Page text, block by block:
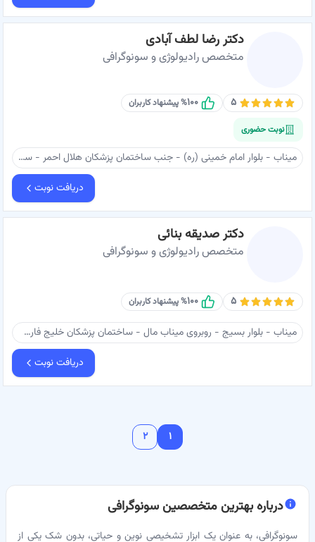
دکتر رضا لطف آبادی
متخصص رادیولوژی و سونوگرافی
۵ ۱۰۰% پیشنهاد کاربران
نوبت حضوری
میناب - بلوار امام خمینی (ره) - جنب ساختمان پزشکان هلال احمر - ساختمان پزشکان مکران - همکف - دکتر لطف آبادی
دریافت نوبت
دکتر صدیقه بنائی
متخصص رادیولوژی و سونوگرافی
۵ ۱۰۰% پیشنهاد کاربران
میناب - بلوار بسيج - روبروی ميناب مال - ساختمان پزشکان خلیج فارس - سونوگرافی دکتر بنائی
دریافت نوبت
۱ ۲
دربارهبهترین متخصصین سونوگرافی
سونوگرافی، به عنوان یک ابزار تشخیصی نوین و حیاتی، بدون شک یکی از